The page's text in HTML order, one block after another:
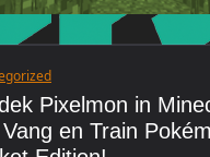
Pixelmon in
en Train